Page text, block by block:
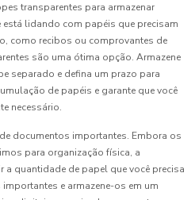
transparentes para armazenar
lidando com papéis que precisam
como recibos ou comprovantes de
são uma ótima opção. Armazene
separado e defina um prazo para
de papéis e garante que você
necessário.
documentos importantes. Embora os
para organização física, a
quantidade de papel que você precisa
e armazene-os em um